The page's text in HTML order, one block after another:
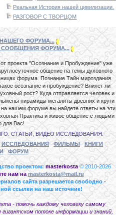
Реальная История нашей цивилизации.
РАЗГОВОР С ТВОРЦОМ
ФОРУМА...
ФОРУМА...
проекта "Осознание и Пробуждение" уже
общение на темы духовного
форума. Познание Тайн мироздания.
осознание и пробуждение? Влияет ли
рост? Куда отправляется человек и
пирамиды мегалиты древних и круги
нашем форуме вы найдете ответы на эти
Практика и живое общение с людьми
для Вас!
СТАТЬИ, ВИДЕО ИССЛЕДОВАНИЯ.
ИССЛЕДОВАНИЯ ФИЛЬМЫ
КНИГИ
ФОРУМ
проектом: masterkosta © 2010-2026
нам на masterkosta@mail.ru
сайта разрешается свободно -
ссылки на наш источник!
- помочь каждому человеку самому
потоке информации и знаний,